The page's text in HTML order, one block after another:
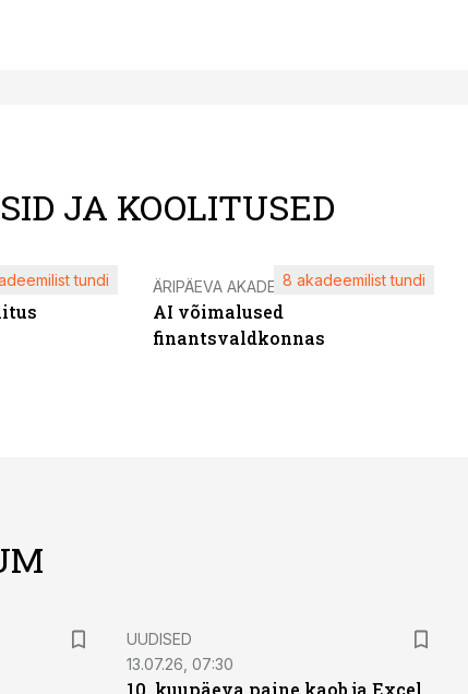
JA KOOLITUSED
tundi ÄRIPÄEVA AKADEEMIA
AI võimalused
finantsvaldkonnas
8 akadeemilist tundi
UUDISED
13.07.26, 07:30
10. kuupäeva paine kaob ja Excel